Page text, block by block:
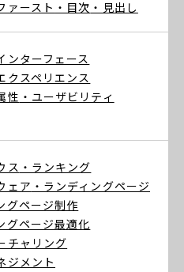
ァースト ・目次 ・見出し
ンターフェース
クスペリエンス
性 ・ユーザビリティ
ス ・ランキング
ェア ・ランディングページ
グページ制作
グページ最適化
チャリング
ジメント